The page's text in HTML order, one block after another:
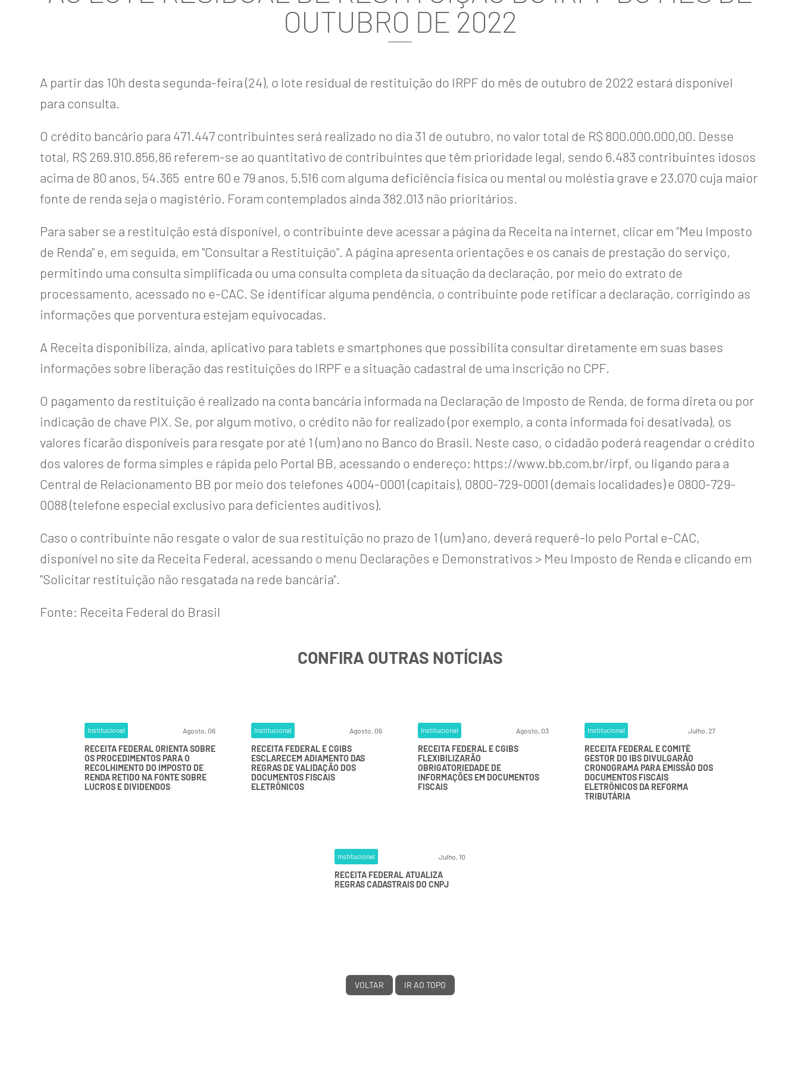
OUTUBRO DE 2022
A partir das 10h desta segunda-feira (24), o lote residual de restituição do IRPF do mês de outubro de 2022 estará disponível
para consulta.
O crédito bancário para 471.447 contribuintes será realizado no dia 31 de outubro, no valor total de R$ 800.000.000,00. Desse
total, R$ 269.910.856,86 referem-se ao quantitativo de contribuintes que têm prioridade legal, sendo 6.483 contribuintes idosos
acima de 80 anos, 54.365 entre 60 e 79 anos, 5.516 com alguma deficiência física ou mental ou moléstia grave e 23.070 cuja maior
fonte de renda seja o magistério. Foram contemplados ainda 382.013 não prioritários.
Para saber se a restituição está disponível, o contribuinte deve acessar a página da Receita na internet, clicar em "Meu Imposto
de Renda" e, em seguida, em "Consultar a Restituição". A página apresenta orientações e os canais de prestação do serviço,
permitindo uma consulta simplificada ou uma consulta completa da situação da declaração, por meio do extrato de
processamento, acessado no e-CAC. Se identificar alguma pendência, o contribuinte pode retificar a declaração, corrigindo as
informações que porventura estejam equivocadas.
A Receita disponibiliza, ainda, aplicativo para tablets e smartphones que possibilita consultar diretamente em suas bases
informações sobre liberação das restituições do IRPF e a situação cadastral de uma inscrição no CPF.
O pagamento da restituição é realizado na conta bancária informada na Declaração de Imposto de Renda, de forma direta ou por
indicação de chave PIX. Se, por algum motivo, o crédito não for realizado (por exemplo, a conta informada foi desativada), os
valores ficarão disponíveis para resgate por até 1 (um) ano no Banco do Brasil. Neste caso, o cidadão poderá reagendar o crédito
dos valores de forma simples e rápida pelo Portal BB, acessando o endereço: https://www.bb.com.br/irpf, ou ligando para a
Central de Relacionamento BB por meio dos telefones 4004-0001 (capitais), 0800-729-0001 (demais localidades) e 0800-729-
0088 (telefone especial exclusivo para deficientes auditivos).
Caso o contribuinte não resgate o valor de sua restituição no prazo de 1 (um) ano, deverá requerê-lo pelo Portal e-CAC,
disponível no site da Receita Federal, acessando o menu Declarações e Demonstrativos > Meu Imposto de Renda e clicando em
"Solicitar restituição não resgatada na rede bancária".
Fonte: Receita Federal do Brasil
CONFIRA OUTRAS NOTÍCIAS
Institucional Agosto, 06
RECEITA FEDERAL ORIENTA SOBRE
OS PROCEDIMENTOS PARA O
RECOLHIMENTO DO IMPOSTO DE
RENDA RETIDO NA FONTE SOBRE
LUCROS E DIVIDENDOS
Institucional Agosto, 06
RECEITA FEDERAL E CGIBS
ESCLARECEM ADIAMENTO DAS
REGRAS DE VALIDAÇÃO DOS
DOCUMENTOS FISCAIS
ELETRÔNICOS
Institucional Agosto, 03
RECEITA FEDERAL E CGIBS
FLEXIBILIZARÃO
OBRIGATORIEDADE DE
INFORMAÇÕES EM DOCUMENTOS
FISCAIS
Institucional Julho, 27
RECEITA FEDERAL E COMITÊ
GESTOR DO IBS DIVULGARÃO
CRONOGRAMA PARA EMISSÃO DOS
DOCUMENTOS FISCAIS
ELETRÔNICOS DA REFORMA
TRIBUTÁRIA
Institucional Julho, 10
RECEITA FEDERAL ATUALIZA
REGRAS CADASTRAIS DO CNPJ
VOLTAR IR AO TOPO